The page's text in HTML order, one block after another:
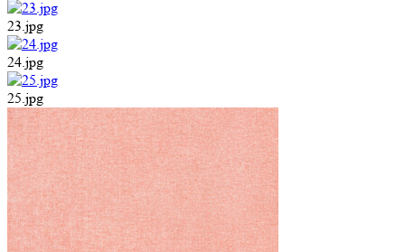
23.jpg
24.jpg
25.jpg